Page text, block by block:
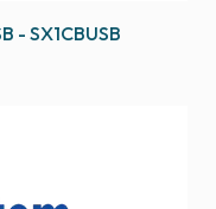
- SX1CBUSB